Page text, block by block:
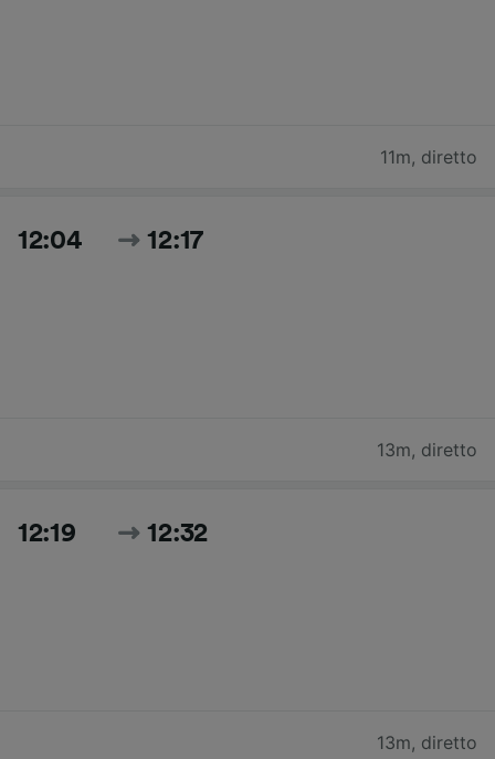
11m, diretto
12:04 12:17
13m, diretto
12:19 12:32
13m, diretto